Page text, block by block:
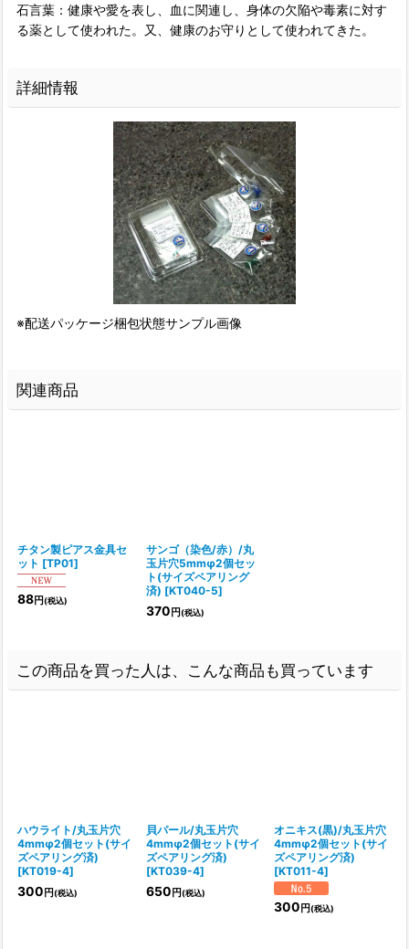
石言葉：健康や愛を表し、血に関連し、身体の欠陥や毒素に対す
る薬として使われた。又、健康のお守りとして使われてきた。
詳細情報
※配送パッケージ梱包状態サンプル画像
関連商品
チタン製ピアス金具セ
ット [TP01]
88円(税込)
サンゴ（染色/赤）/丸
玉片穴5mmφ2個セッ
ト(サイズペアリング
済) [KT040-5]
370 円(税込)
この商品を買った人は、こんな商品も買っています
ハウライト/丸玉片穴
4mmφ2個セット(サイ
ズペアリング済)
[KT019-4]
300 円(税込)
貝パール/丸玉片穴
4mmφ2個セット(サイ
ズペアリング済)
[KT039-4]
650 円(税込)
オニキス(黒)/丸玉片穴
4mmφ2個セット(サイ
ズペアリング済)
[KT011-4]
300 円(税込)